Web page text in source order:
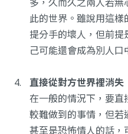
此的世界。雖說用這
提分手的壞人，但前
己可能還會成為別人口
直接從對方世界裡消失
在一般的情況下，要直
較難做到的事情，但若
甚至是恐怖情人的話